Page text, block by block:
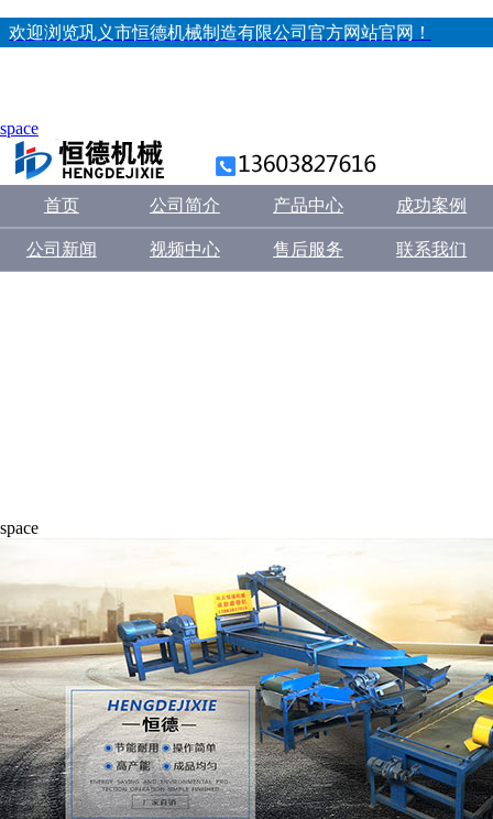
欢迎浏览巩义市恒德机械制造有限公司官方网站官网！
space
首页 公司简介 产品中心 成功案例
公司新闻 视频中心 售后服务 联系我们
space